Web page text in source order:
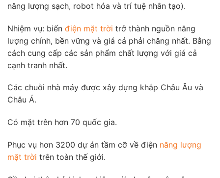
năng lượng sạch, robot hóa và trí tuệ nhân tạo).
Nhiệm vụ: biến điện mặt trời trở thành nguồn năng
lượng chính, bền vững và giá cả phải chăng nhất. Bằng
cách cung cấp các sản phẩm chất lượng với giá cả
cạnh tranh nhất.
Các chuỗi nhà máy được xây dựng khắp Châu Âu và
Châu Á.
Có mặt trên hơn 70 quốc gia.
Phục vụ hơn 3200 dự án tầm cỡ về điện năng lượng
mặt trời trên toàn thế giới.